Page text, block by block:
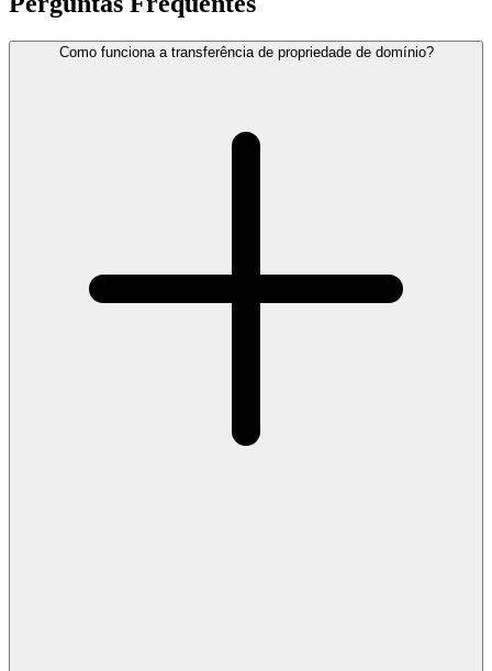
Como funciona a transferência de propriedade de domínio?